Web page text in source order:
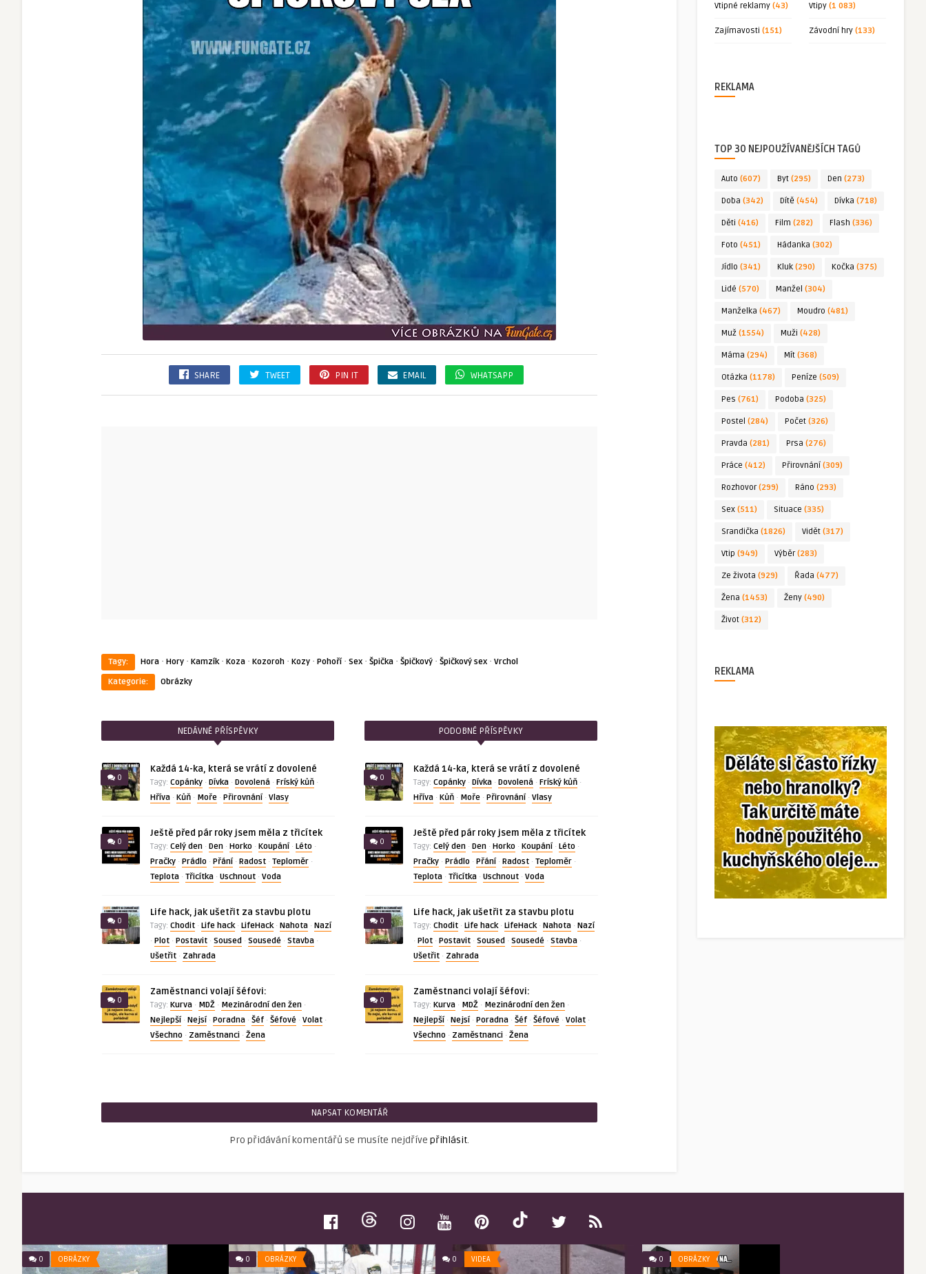
SHARE TWEET PIN IT EMAIL WHATSAPP
Tagy: Hora · Hory · Kamzík· Koza · Kozoroh · Kozy · Pohoří· Sex · Špička · Špičkový · Špičkový sex · Vrchol
Kategorie:
Obrázky
NEDÁVNÉ PŘÍSPĚVKY
0
Každá 14-ka, která se vrátí z dovolené
Tagy: Copánky · Dívka · Dovolená · Fríský kůň ·
Hříva · Kůň · Moře · Přirovnání· Vlasy
0
Ještě před pár roky jsem měla z třicítek
Tagy: Celý den · Den · Horko · Koupání· Léto ·
Pračky · Prádlo · Přání· Radost · Teploměr ·
Teplota · Třicítka · Uschnout · Voda
0
Life hack, jak ušetřit za stavbu plotu
Tagy: Chodit · Life hack· LifeHack· Nahota · Nazí
· Plot · Postavit · Soused · Sousedé · Stavba ·
Ušetřit · Zahrada
0
Zaměstnanci volají šéfovi:
Tagy: Kurva · MDŽ · Mezinárodní den žen ·
Nejlepší· Nejsí· Poradna · Šéf · Šéfové · Volat ·
Všechno · Zaměstnanci · Žena
PODOBNÉ PŘÍSPĚVKY
0
Každá 14-ka, která se vrátí z dovolené
Tagy: Copánky· Dívka· Dovolená· Fríský kůň·
Hříva· Kůň· Moře· Přirovnání· Vlasy
0
Ještě před pár roky jsem měla z třicítek
Tagy: Celý den· Den· Horko· Koupání· Léto·
Pračky· Prádlo· Přání· Radost· Teploměr·
Teplota· Třicítka· Uschnout· Voda
0
Life hack, jak ušetřit za stavbu plotu
Tagy: Chodit· Life hack· LifeHack· Nahota· Nazí
· Plot· Postavit· Soused · Sousedé· Stavba·
Ušetřit· Zahrada
0
Zaměstnanci volají šéfovi:
Tagy: Kurva· MDŽ· Mezinárodní den žen·
Nejlepší· Nejsí· Poradna· Šéf· Šéfové· Volat·
Všechno· Zaměstnanci· Žena
NAPSAT KOMENTÁŘ
Pro přidávání komentářů se musíte nejdříve přihlásit.
Vtipné reklamy (43) Vtipy (1 083)
Zajímavosti (151) Závodní hry (133)
REKLAMA
TOP 30 NEJPOUŽÍVANĚJŠÍCH TAGŮ
Auto (607) Byt (295) Den (273)
Doba (342) Dítě (454) Dívka (718)
Děti (416) Film (282) Flash (336)
Foto (451) Hádanka (302)
Jídlo (341) Kluk (290) Kočka (375)
Lidé (570) Manžel (304)
Manželka (467) Moudro (481)
Muž (1554) Muži (428)
Máma (294) Mít (368)
Otázka (1178) Peníze (509)
Pes (761) Podoba (325)
Postel (284) Počet (326)
Pravda (281) Prsa (276)
Práce (412) Přirovnání (309)
Rozhovor(299) Ráno (293)
Sex (511) Situace (335)
Srandička (1826) Vidět (317)
Vtip (949) Výběr(283)
Ze života (929) Řada (477)
Žena (1453) Ženy (490)
Život (312)
REKLAMA
0 OBRÁZKY 0 OBRÁZKY 0 VIDEA 0 OBRÁZKY